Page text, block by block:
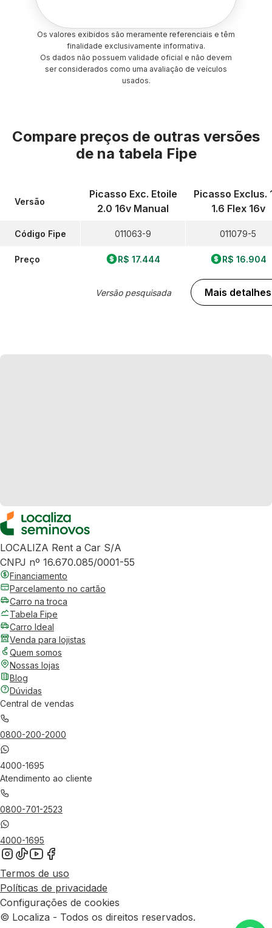
Os valores exibidos são meramente referenciais e têm
finalidade exclusivamente informativa.
Os dados não possuem validade oficial e não devem
ser considerados como uma avaliação de veículos
usados.
Compare preços de outras versões
de na tabela Fipe
Versão
Código Fipe
Preço
Picasso Exc. Etoile
2.0 16v Manual
011063-9
R$ 17.444
Versão pesquisada
Picasso Exclus.
1.6 Flex 16v
011079-5
R$ 16.904
Mais detalhes
LOCALIZA Rent a Car S/A
CNPJ nº 16.670.085/0001-55
Financiamento
Parcelamento no cartão
Carro na troca
Tabela Fipe
Carro Ideal
Venda para lojistas
Quem somos
Nossas lojas
Blog
Dúvidas
Central de vendas
0800-200-2000
4000-1695
Atendimento ao cliente
0800-701-2523
4000-1695
Termos de uso
Políticas de privacidade
Configurações de cookies
© Localiza - Todos os direitos reservados.